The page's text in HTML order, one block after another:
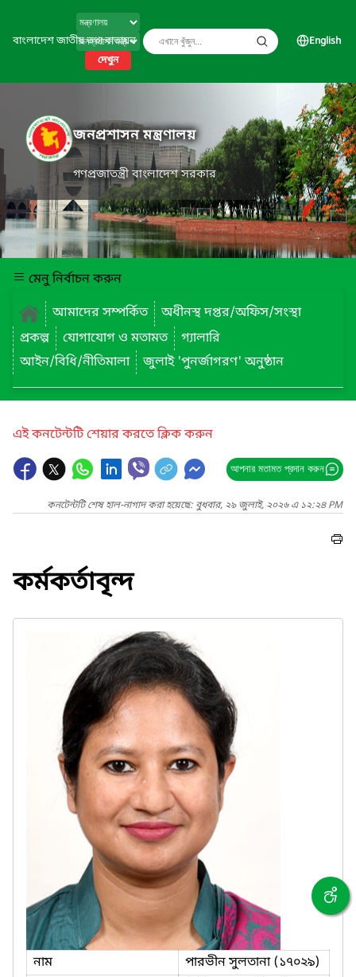
বাংলাদেশ জাতীয় তথ্য বাতায়ন
দেখুন
English
জনপ্রশাসন মন্ত্রণালয়
গণপ্রজাতন্ত্রী বাংলাদেশ সরকার
মেনু নির্বাচন করুন
আমাদের সম্পর্কিত
অধীনস্থ দপ্তর/অফিস/সংস্থা
প্রকল্প
যোগাযোগ ও মতামত
গ্যালারি
আইন/বিধি/নীতিমালা
জুলাই 'পুনর্জাগরণ' অনুষ্ঠান
এই কনটেন্টটি শেয়ার করতে ক্লিক করুন
আপনার মতামত প্রদান করুন
কনটেন্টটি শেষ হাল-নাগাদ করা হয়েছে: বুধবার, ২৯ জুলাই, ২০২৬ এ ১২:২৪ PM
কর্মকর্তাবৃন্দ
নাম
পারভীন সুলতানা (১৭০২৯)